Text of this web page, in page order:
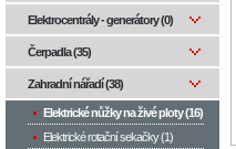
Elektrocentrály - generátory (0)
Čerpadla (35)
Zahradní nářadí (38)
Elektrické nůžky na živé ploty (16)
Elektrické rotační sekačky (1)